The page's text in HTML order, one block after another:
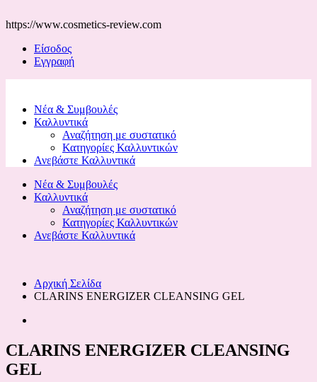
https://www.cosmetics-review.com
Είσοδος
Εγγραφή
Νέα & Συμβουλές
Καλλυντικά
Αναζήτηση με συστατικό
Κατηγορίες Καλλυντικών
Ανεβάστε Καλλυντικά
Νέα & Συμβουλές
Καλλυντικά
Αναζήτηση με συστατικό
Κατηγορίες Καλλυντικών
Ανεβάστε Καλλυντικά
Αρχική Σελίδα
CLARINS ENERGIZER CLEANSING GEL
CLARINS ENERGIZER CLEANSING
GEL